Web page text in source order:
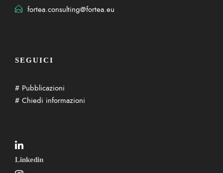
fortea.consulting@fortea.eu
SEGUICI
# Pubblicazioni
# Chiedi informazioni
Linkedin